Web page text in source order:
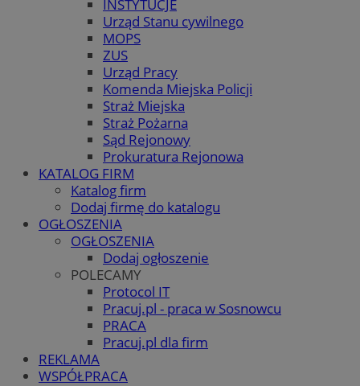
INSTYTUCJE
Urząd Stanu cywilnego
MOPS
ZUS
Urząd Pracy
Komenda Miejska Policji
Straż Miejska
Straż Pożarna
Sąd Rejonowy
Prokuratura Rejonowa
KATALOG FIRM
Katalog firm
Dodaj firmę do katalogu
OGŁOSZENIA
OGŁOSZENIA
Dodaj ogłoszenie
POLECAMY
Protocol IT
Pracuj.pl - praca w Sosnowcu
PRACA
Pracuj.pl dla firm
REKLAMA
WSPÓŁPRACA